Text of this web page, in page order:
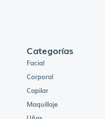
Categorías
Facial
Corporal
Capilar
Maquillaje